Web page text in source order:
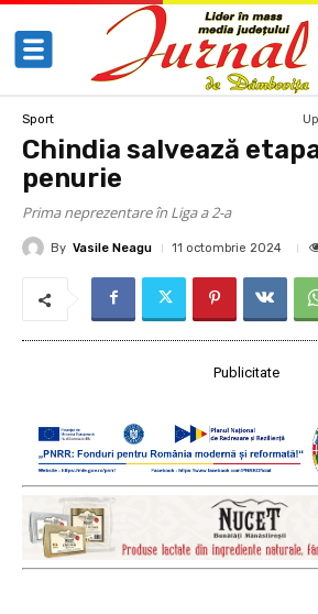
Sport
Chindia salvează
penurie
Prima neprezentare în Liga a 2-a
By Vasile Neagu 11 octombrie 2024
Publicitate